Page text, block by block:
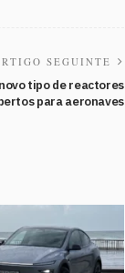
SEGUINTE
tipo de reactores
para aeronaves